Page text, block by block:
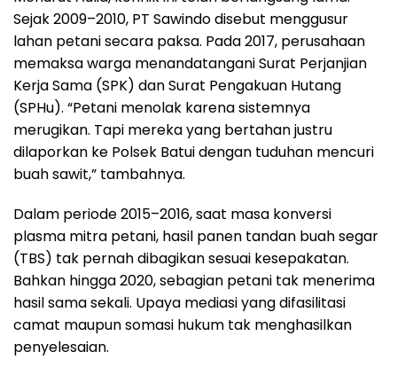
Sejak 2009–2010, PT Sawindo disebut menggusur
lahan petani secara paksa. Pada 2017, perusahaan
memaksa warga menandatangani Surat Perjanjian
Kerja Sama (SPK) dan Surat Pengakuan Hutang
(SPHu). “Petani menolak karena sistemnya
merugikan. Tapi mereka yang bertahan justru
dilaporkan ke Polsek Batui dengan tuduhan mencuri
buah sawit,” tambahnya.
Dalam periode 2015–2016, saat masa konversi
plasma mitra petani, hasil panen tandan buah segar
(TBS) tak pernah dibagikan sesuai kesepakatan.
Bahkan hingga 2020, sebagian petani tak menerima
hasil sama sekali. Upaya mediasi yang difasilitasi
camat maupun somasi hukum tak menghasilkan
penyelesaian.